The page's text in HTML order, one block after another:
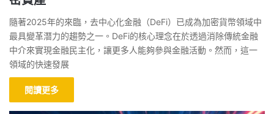
隨著2025年的來臨，去中心化金融（DeFi）已成為加密貨幣領域中
最具變革潛力的趨勢之一。DeFi的核心理念在於透過消除傳統金融
中介來實現金融民主化，讓更多人能夠參與金融活動。然而，這一
領域的快速發展
閱讀更多